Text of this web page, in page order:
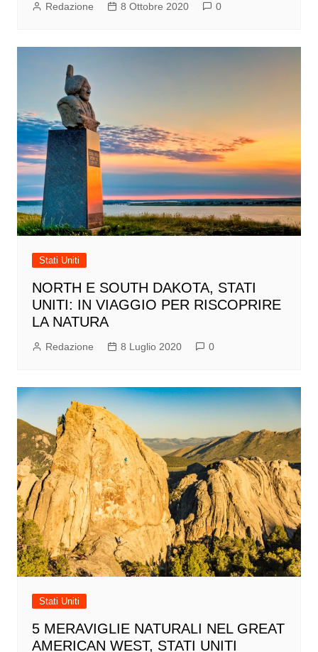
Redazione 8 Ottobre 2020 0
Stati Uniti
NORTH E SOUTH DAKOTA, STATI
UNITI: IN VIAGGIO PER RISCOPRIRE
LA NATURA
Redazione 8 Luglio 2020 0
Stati Uniti
5 MERAVIGLIE NATURALI NEL GREAT
AMERICAN WEST, STATI UNITI